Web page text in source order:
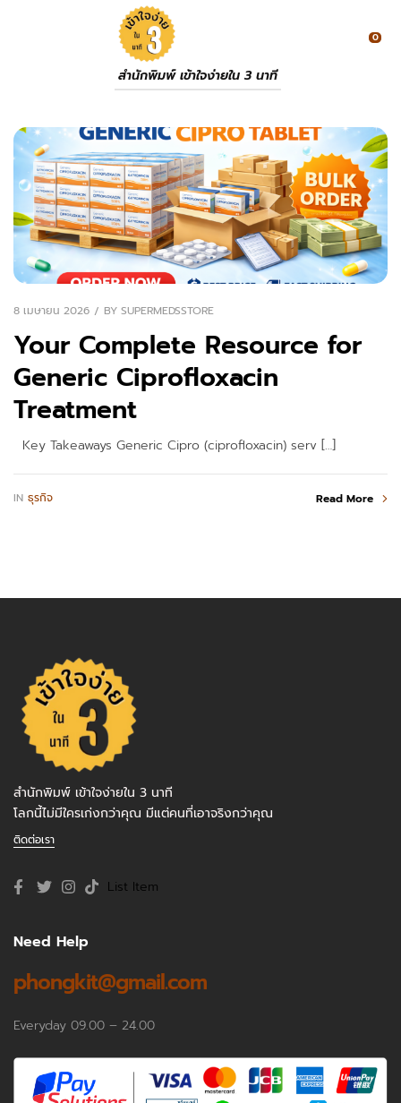
สำนักพิมพ์ เข้าใจง่ายใน 3 นาที
0
8 เมษายน 2026 BY SUPERMEDSSTORE
Your Complete Resource for
Generic Ciprofloxacin
Treatment
Key Takeaways Generic Cipro (ciprofloxacin) serv […]
IN ธุรกิจ Read More
สำนักพิมพ์ เข้าใจง่ายใน 3 นาที
โลกนี้ไม่มีใครเก่งกว่าคุณ มีแต่คนที่เอาจริงกว่าคุณ
ติดต่อเรา
List Item
Need Help
phongkit@gmail.com
Everyday 09.00 – 24.00